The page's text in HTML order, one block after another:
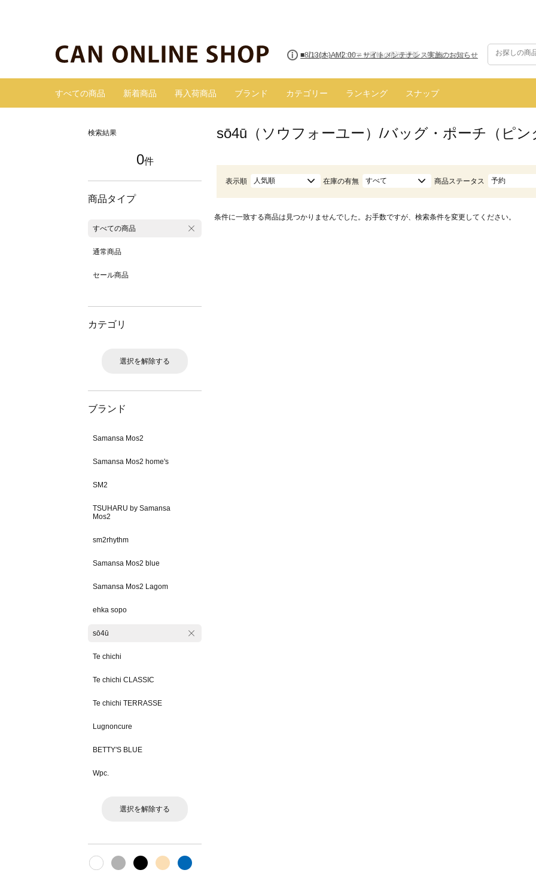
■8/13(木)AM2:00～サイトメンテナンス実施のお知らせ
すべての商品 新着商品 再入荷商品 ブランド カテゴリー ランキング スナップ
検索結果
0件
商品タイプ
すべての商品
通常商品
セール商品
カテゴリ
選択を解除する
ブランド
Samansa Mos2
Samansa Mos2 home's
SM2
TSUHARU by Samansa
Mos2
sm2rhythm
Samansa Mos2 blue
Samansa Mos2 Lagom
ehka sopo
sō4ū
Te chichi
Te chichi CLASSIC
Te chichi TERRASSE
Lugnoncure
BETTY'S BLUE
Wpc.
選択を解除する
sō4ū（ソウフォーユー）/バッグ・ポーチ（ピン
表示順 人気順 在庫の有無 すべて 商品ステータス 予約
条件に一致する商品は見つかりませんでした。お手数ですが、検索条件を変更してください。